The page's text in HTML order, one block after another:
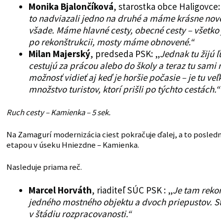
Monika Bjalončíková, starostka obce
to nadviazali jedno na druhé a máme krásne
všade. Máme hlavné cesty, obecné cesty – všetko
po rekonštrukcii, mosty máme obnovené.“
Milan Majerský, predseda PSK: „Jednak tu žijú
cestujú za prácou alebo do školy a teraz tu sami
možnosť vidieť aj keď je horšie počasie – je tu
množstvo turistov, ktorí prišli po týchto cestách.“
Ruch cesty – Kamienka – 5 sek.
Na Zamagurí modernizácia ciest pokračuje ďalej, a to
etapou v úseku Hniezdne – Kamienka.
Nasleduje priama reč.
Marcel Horváth, riaditeľ SÚC PSK : „Je tam
jedného mostného objektu a dvoch priepustov.
v štádiu rozpracovanosti.“